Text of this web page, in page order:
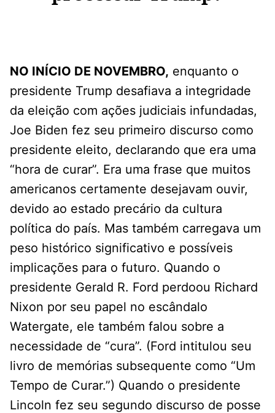
NO INÍCIO DE NOVEMBRO, enquanto o
presidente Trump desafiava a integridade
da eleição com ações judiciais infundadas,
Joe Biden fez seu primeiro discurso como
presidente eleito, declarando que era uma
“hora de curar”. Era uma frase que muitos
americanos certamente desejavam ouvir,
devido ao estado precário da cultura
política do país. Mas também carregava um
peso histórico significativo e possíveis
implicações para o futuro. Quando o
presidente Gerald R. Ford perdoou Richard
Nixon por seu papel no escândalo
Watergate, ele também falou sobre a
necessidade de “cura”. (Ford intitulou seu
livro de memórias subsequente como “Um
Tempo de Curar.”) Quando o presidente
Lincoln fez seu segundo discurso de posse